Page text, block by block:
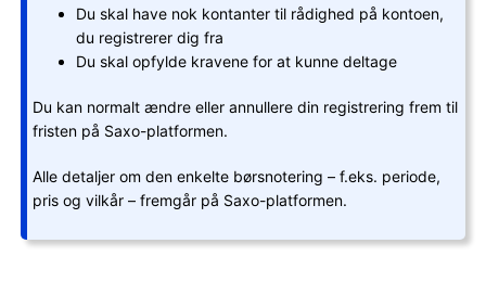
Du skal have nok kontanter til rådighed på kontoen,
du registrerer dig fra
Du skal opfylde kravene for at kunne deltage
Du kan normalt ændre eller annullere din registrering frem til
fristen på Saxo-platformen.
Alle detaljer om den enkelte børsnotering – f.eks. periode,
pris og vilkår – fremgår på Saxo-platformen.